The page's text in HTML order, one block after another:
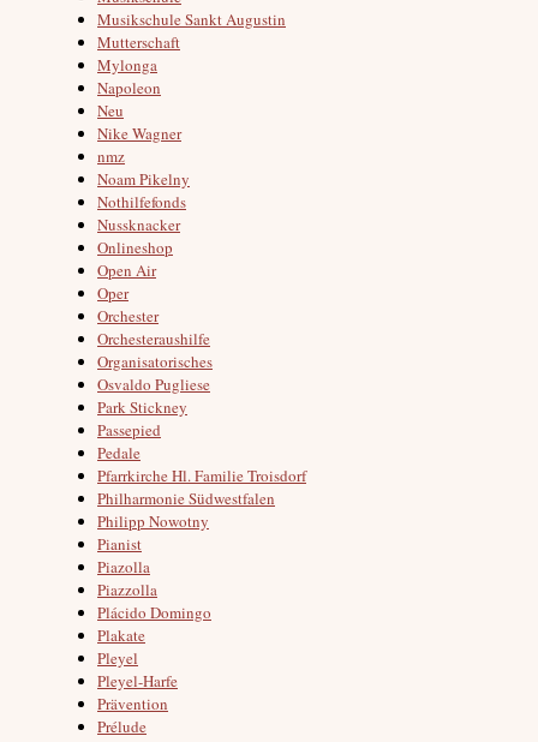
Musikschule Sankt Augustin
Mutterschaft
Mylonga
Napoleon
Neu
Nike Wagner
nmz
Noam Pikelny
Nothilfefonds
Nussknacker
Onlineshop
Open Air
Oper
Orchester
Orchesteraushilfe
Organisatorisches
Osvaldo Pugliese
Park Stickney
Passepied
Pedale
Pfarrkirche Hl. Familie Troisdorf
Philharmonie Südwestfalen
Philipp Nowotny
Pianist
Piazolla
Piazzolla
Plácido Domingo
Plakate
Pleyel
Pleyel-Harfe
Prävention
Prélude